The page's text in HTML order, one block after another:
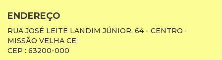
ENDEREÇO
RUA JOSÉ LEITE LANDIM JÚNIOR, 64 - CENTRO -
MISSÃO VELHA CE
CEP : 63200-000